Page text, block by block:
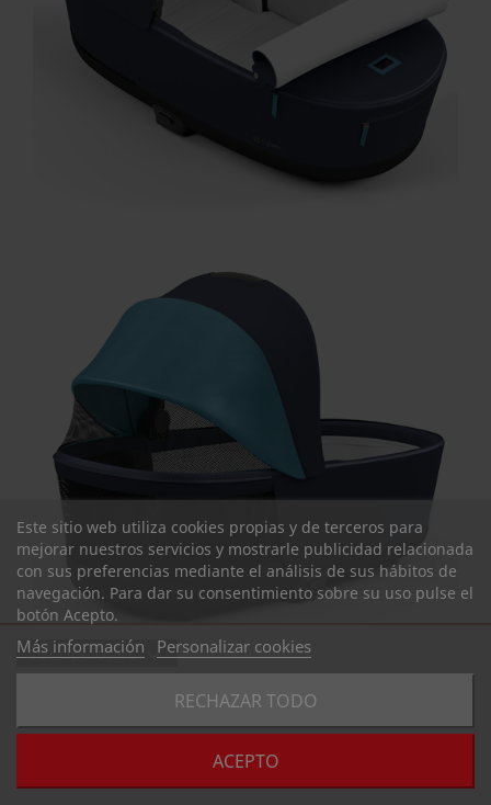
Ver opcionesexpand_more
COMPRAR
favorite_border
Este sitio web utiliza cookies propias y de terceros para
mejorar nuestros servicios y mostrarle publicidad relacionada
con sus preferencias mediante el análisis de sus hábitos de
navegación. Para dar su consentimiento sobre su uso pulse el
botón Acepto.
Más información Personalizar cookies
RECHAZAR TODO
ACEPTO